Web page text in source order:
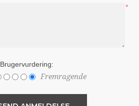
*
Brugervurdering:
Fremragende